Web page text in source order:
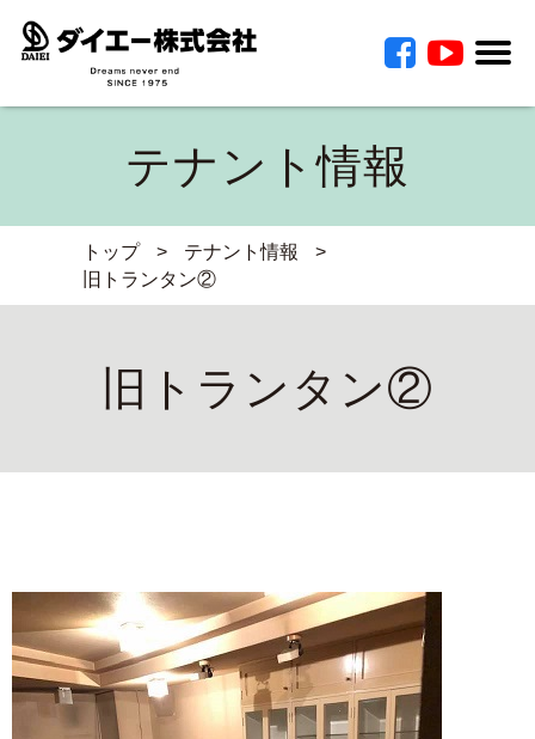
テナント情報
トップ > テナント情報
>
旧トランタン②
旧トランタン②